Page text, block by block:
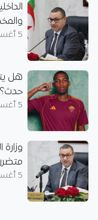
5 أغسطس 2026
هل
حدث؟
5 أغسطس 2026
5 أغسطس 2026